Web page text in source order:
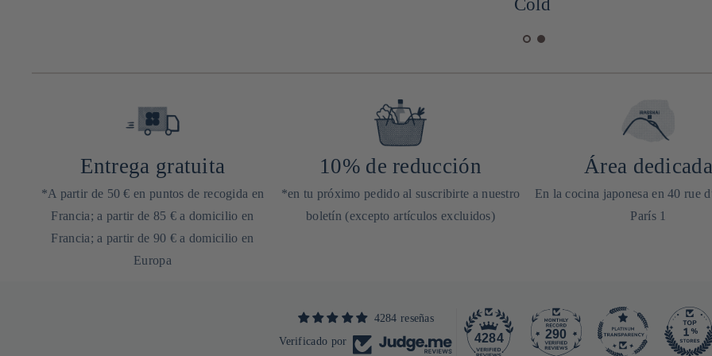
Cold
Entrega gratuita
*A partir de 50 € en puntos de recogida en
Francia; a partir de 85 € a domicilio en
Francia; a partir de 90 € a domicilio en
Europa
10% de reducción
*en tu próximo pedido al suscribirte a nuestro
boletín (excepto artículos excluidos)
Área dedicada
En la cocina japonesa en 40 rue
París 1
4284 reseñas
Verificado por
4284 290